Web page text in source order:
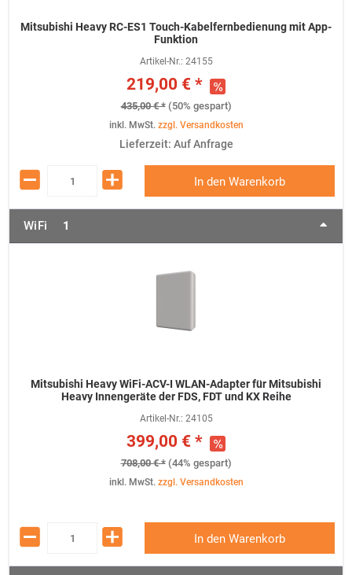
Mitsubishi Heavy RC-ES1 Touch-Kabelfernbedienung mit App-
Funktion
Artikel-Nr.: 24155
219,00 € *
435,00 € * (50% gespart)
inkl. MwSt. zzgl. Versandkosten
Lieferzeit: Auf Anfrage
In den Warenkorb
WiFi 1
Mitsubishi Heavy WiFi-ACV-I WLAN-Adapter für Mitsubishi
Heavy Innengeräte der FDS, FDT und KX Reihe
Artikel-Nr.: 24105
399,00 € *
708,00 € * (44% gespart)
inkl. MwSt. zzgl. Versandkosten
In den Warenkorb